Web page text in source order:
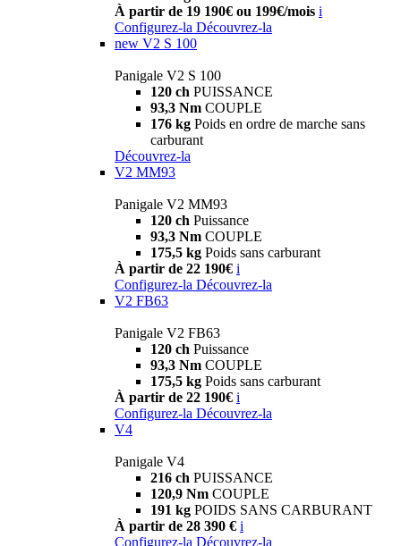
À partir de 19 190€ ou 199€/mois i
Configurez-la Découvrez-la
new V2 S 100
Panigale V2 S 100
120 ch PUISSANCE
93,3 Nm COUPLE
176 kg Poids en ordre de marche sans
carburant
Découvrez-la
V2 MM93
Panigale V2 MM93
120 ch Puissance
93,3 Nm COUPLE
175,5 kg Poids sans carburant
À partir de 22 190€ i
Configurez-la Découvrez-la
V2 FB63
Panigale V2 FB63
120 ch Puissance
93,3 Nm COUPLE
175,5 kg Poids sans carburant
À partir de 22 190€ i
Configurez-la Découvrez-la
V4
Panigale V4
216 ch PUISSANCE
120,9 Nm COUPLE
191 kg POIDS SANS CARBURANT
À partir de 28 390 € i
Configurez-la Découvrez-la